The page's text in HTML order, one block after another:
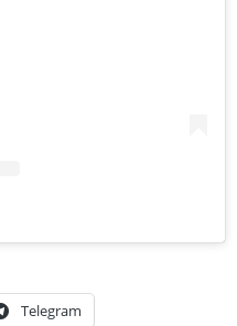
Telegram